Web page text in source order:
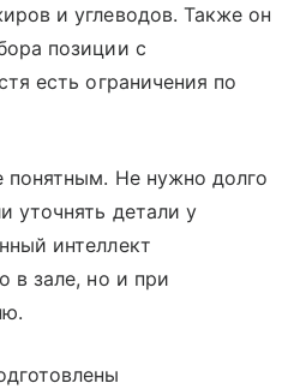
и углеводов. Также он
позиции с
есть ограничения по
понятным. Не нужно долго
уточнять детали у
интеллект
в зале, но и при